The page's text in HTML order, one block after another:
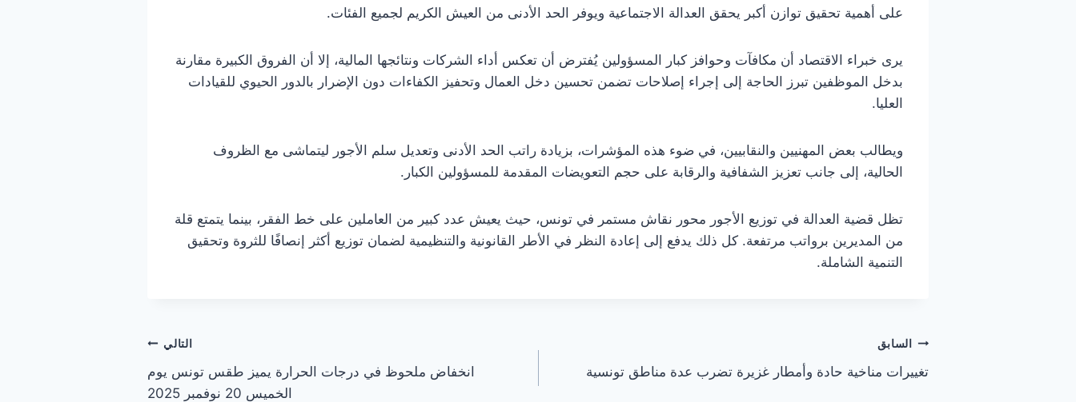
على أهمية تحقيق توازن أكبر يحقق العدالة الاجتماعية ويوفر الحد الأدنى من العيش الكريم لجميع الفئات.
يرى خبراء الاقتصاد أن مكافآت وحوافز كبار المسؤولين يُفترض أن تعكس أداء الشركات ونتائجها المالية، إلا أن الفروق الكبيرة مقارنة
بدخل الموظفين تبرز الحاجة إلى إجراء إصلاحات تضمن تحسين دخل العمال وتحفيز الكفاءات دون الإضرار بالدور الحيوي للقيادات
العليا.
ويطالب بعض المهنيين والنقابيين، في ضوء هذه المؤشرات، بزيادة راتب الحد الأدنى وتعديل سلم الأجور ليتماشى مع الظروف
الحالية، إلى جانب تعزيز الشفافية والرقابة على حجم التعويضات المقدمة للمسؤولين الكبار.
تظل قضية العدالة في توزيع الأجور محور نقاش مستمر في تونس، حيث يعيش عدد كبير من العاملين على خط الفقر، بينما يتمتع قلة
من المديرين برواتب مرتفعة. كل ذلك يدفع إلى إعادة النظر في الأطر القانونية والتنظيمية لضمان توزيع أكثر إنصافًا للثروة وتحقيق
التنمية الشاملة.
تصفّح
المقالات
السابق
تغييرات مناخية حادة وأمطار غزيرة تضرب عدة مناطق تونسية
التالي
انخفاض ملحوظ في درجات الحرارة يميز طقس تونس يوم
الخميس 20 نوفمبر 2025